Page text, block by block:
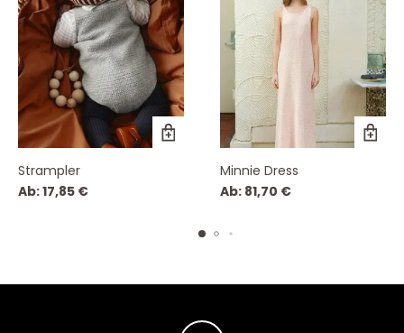
Strampler
Ab:17,85 €
Minnie Dress
Ab: 81,70 €